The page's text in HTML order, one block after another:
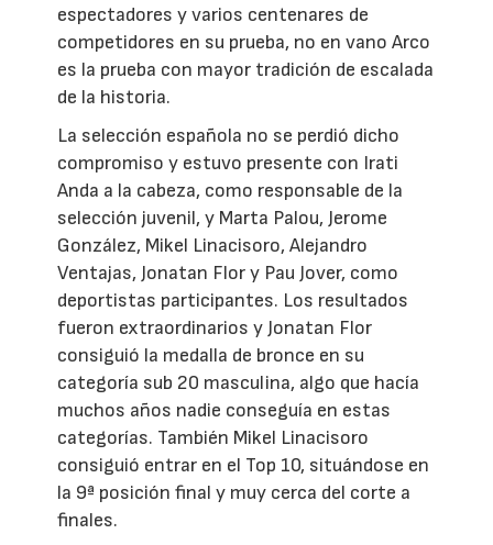
espectadores y varios centenares de
competidores en su prueba, no en vano Arco
es la prueba con mayor tradición de escalada
de la historia.
La selección española no se perdió dicho
compromiso y estuvo presente con Irati
Anda a la cabeza, como responsable de la
selección juvenil, y Marta Palou, Jerome
González, Mikel Linacisoro, Alejandro
Ventajas, Jonatan Flor y Pau Jover, como
deportistas participantes. Los resultados
fueron extraordinarios y Jonatan Flor
consiguió la medalla de bronce en su
categoría sub 20 masculina, algo que hacía
muchos años nadie conseguía en estas
categorías. También Mikel Linacisoro
consiguió entrar en el Top 10, situándose en
la 9ª posición final y muy cerca del corte a
finales.